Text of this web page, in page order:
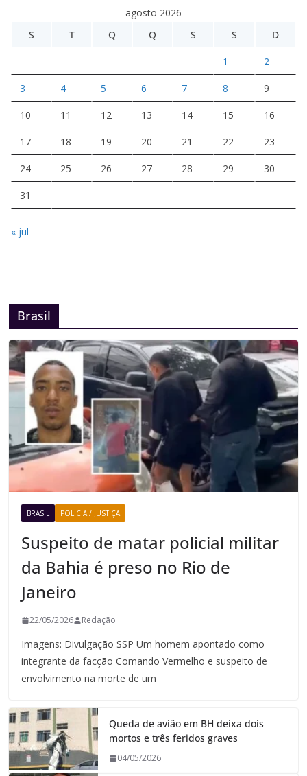
agosto 2026
S
T Q Q S S D
1 2
3 4 5 6 7 8 9
10 11 12 13 14 15 16
17 18 19 20 21 22 23
24 25 26 27 28 29 30
31
« jul
Brasil
BRASIL POLICIA / JUSTIÇA
Suspeito de matar policial militar
da Bahia é preso no Rio de
Janeiro
22/05/2026 Redação
Imagens: Divulgação SSP Um homem apontado como
integrante da facção Comando Vermelho e suspeito de
envolvimento na morte de um
Queda de avião em BH deixa dois
mortos e três feridos graves
04/05/2026